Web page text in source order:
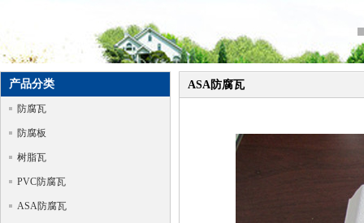
产品分类
防腐瓦
防腐板
树脂瓦
PVC防腐瓦
ASA防腐瓦
ASA防腐瓦